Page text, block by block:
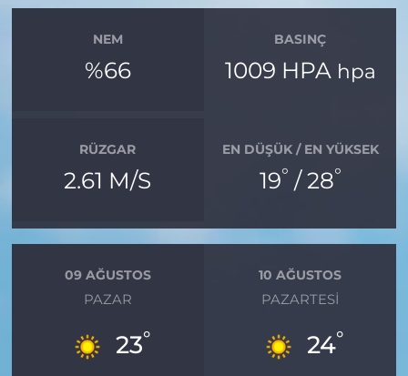
NEM
%66
BASINÇ
1009 HPA hpa
RÜZGAR
2.61 M/S
EN DÜŞÜK / EN YÜKSEK
19° / 28°
09 AĞUSTOS
PAZAR
23°
10 AĞUSTOS
PAZARTESI
24°